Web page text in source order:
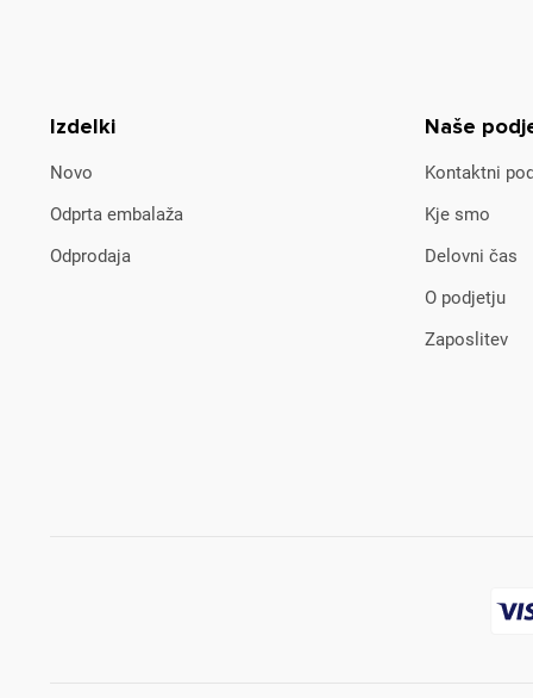
Izdelki
Novo
Odprta embalaža
Odprodaja
Naše
Kontaktni
Kje smo
Delovni čas
O podjetju
Zaposlitev